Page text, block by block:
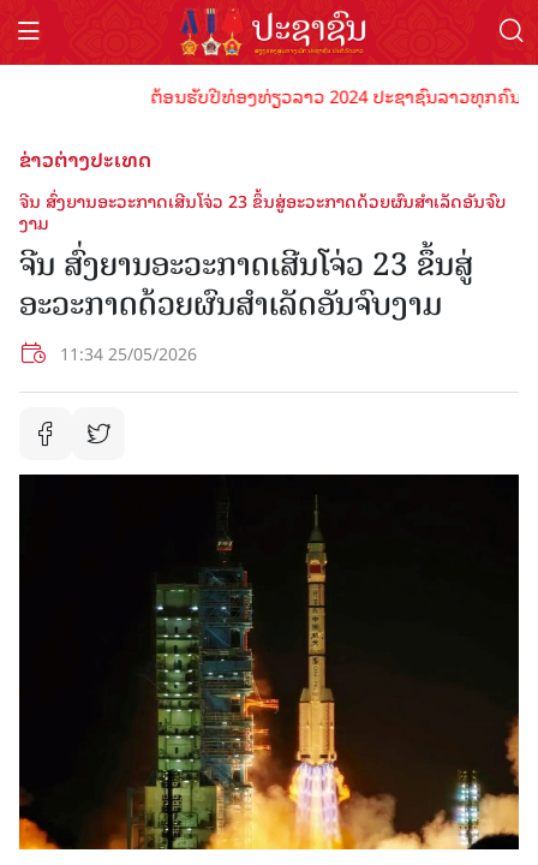
ຕ້ອນຮັບປີທ່ອງທ່ຽວລາວ 2024 ປະຊາຊົນລາວທຸກຄົນຈົ່
ຂ່າວຕ່າງປະເທດ
ຈີນ ສົ່ງຍານອະວະກາດເສີນໂຈ່ວ 23 ຂຶ້ນສູ່ອະວະກາດດ້ວຍຜົນສຳເລັດອັນຈົບ
ງາມ
ຈີນ ສົ່ງຍານອະວະກາດເສີນໂຈ່ວ 23 ຂຶ້ນສູ່
ອະວະກາດດ້ວຍຜົນສຳເລັດອັນຈົບງາມ
11:34 25/05/2026